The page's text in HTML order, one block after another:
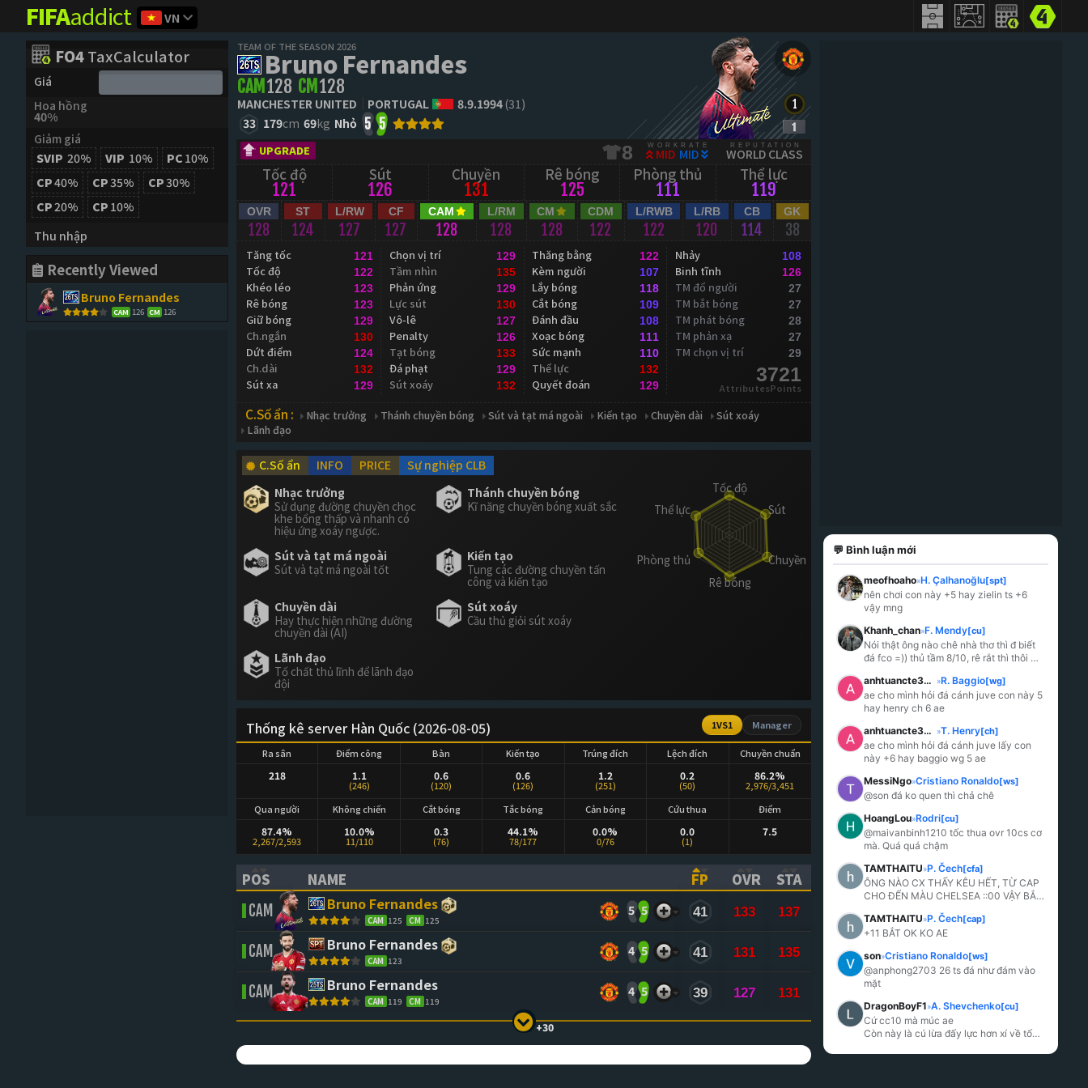
FIFAaddict VN
FO4TaxCalculator
Giá
Hoa hồng
40%
Giảm giá
SVIP 20% VIP 10% PC 10%
CP40% CP35% CP30%
CP20% CP 10%
Thu nhập
Recently Viewed
Bruno Fernandes
CAM 126 CM 126
TEAM OF THE SEASON 2026
Bruno Fernandes
CAM 128 CM 128
MANCHESTER UNITED PORTUGAL 8.9.1994(31)
33 179cm 69kg Nhỏ 5 5
UPGRADE 8 WORKRATE
MID MID
REPUTATION
WORLD CLASS
Tốc độ
121
Sút
126
Chuyền
131
Rê bóng
125
Phòng thủ
111
Thể lực
119
OVR
128
ST
124
L/RW
127
CF
127
CAM
128
L/RM
128
CM
128
CDM
122
L/RWB
122
L/RB
120
CB
114
GK
38
Tăng tốc 121
Tốc độ 122
Khéo léo 123
Rê bóng 123
Giữ bóng 129
Ch.ngắn 130
Dứt điểm 124
Ch.dài 132
Sút xa 129
Chọn vị trí 129
Tầm nhìn 135
Phản ứng 129
Lực sút 130
Vô-lê 127
Penalty 126
Tạt bóng 133
Đá phạt 129
Sút xoáy 132
Thăng bằng 122
Kèm người 107
Lắy bóng 118
Cắt bóng 109
Đánh đầu 108
Xoạc bóng 111
Sức mạnh 110
Thể lực 132
Quyết đoán 129
Nhảy 108
Binh tĩnh 126
TM đổ người 27
TM bắt bóng 27
TM phát bóng 28
TM phản xạ 27
TM chọn vị trí 29
3721
AttributesPoints
C.Số ẩn : Nhạc trưởng Thánh chuyền bóng Sút và tạt má ngoài Kiến tạo Chuyền dài
Sút xoáy
Lãnh đạo
C.Số ẩn INFO PRICE
Sự nghiệp CLB
Nhạc trưởng
Sử dụng đường chuyền chọc
khe bổng thấp và nhanh có
hiệu ứng xoáy ngược.
Thánh chuyền bóng
Kĩ năng chuyền bóng xuất sắc
Sút và tạt má ngoài
Sút và tạt má ngoài tốt
Kiến tạo
Tung các đường chuyền tấn
công và kiến tạo
Chuyền dài
Hay thực hiện những đường
chuyền dài (AI)
Sút xoáy
Cầu thủ giỏi sút xoáy
Lãnh đạo
Tố chất thủ lĩnh để lãnh đạo
đội
Thống kê server Hàn Quốc (2026-08-05) 1VS1 Manager
Ra sân
218
Điểm công
1.1
(246)
Bàn
0.6
(120)
Kiến tạo
0.6
(126)
Trúng đích
1.2
(251)
Lệch đích
0.2
(50)
Chuyền chuẩn
86.2%
2,976/3,451
Qua người
87.4%
2,267/2,593
Không chiến
10.0%
11/110
Cắt bóng
0.3
(76)
Tắc bóng
44.1%
78/177
Cản bóng
0.0%
0/76
Cứu thua
0.0
(1)
Điểm
7.5
POS
(CLICK TO SORT ASCENDING)
NAME
(CLICK TO SORT ASCENDING)
FP
(CLICK TO SORT ASCENDING)
OVR
(CLICK TO SORT ASCENDING)
STA
(CLICK TO SORT ASCENDING)
CAM Bruno Fernandes
CAM 125 CM 125
5 5 41 133 137
CAM Bruno Fernandes
CAM 123
4 5 41 131 135
CAM Bruno Fernandes
CAM 119 CM 119
4 5 39 127 131
+30
💬 Bình luận mới
meofhoaho»H. Çalhanoğlu[spt]
nên chơi con này +5 hay zielin ts +6
vậy mng
Khanh_chan»F. Mendy[cu]
Nói thật ông nào chê nhà thơ thì đ biết
đá fco =)) thủ tầm 8/10, rê rắt thì thôi
anhtuancte3008_
»R. Baggio[wg]
ae cho mình hỏi đá cánh juve con này 5
hay henry ch 6 ae
anhtuancte3008_
»T. Henry[ch]
ae cho mình hỏi đá cánh juve lấy con
này +6 hay baggio wg 5 ae
MessiNgo»Cristiano Ronaldo[ws]
@son đá ko quen thì chả chê
HoangLou»Rodri[cu]
@maivanbinh1210 tốc thua ovr 10cs cơ
mà. Quá quá chậm
TAMTHAITU»P. Čech[cfa]
ÔNG NÀO CX THẤY KÊU HẾT, TỪ CAP
CHO ĐẾN MÀU CHELSEA ::00 VẬY BẮT
TAMTHAITU»P. Čech[cap]
+11 BẮT OK KO AE
son»Cristiano Ronaldo[ws]
@anphong2703 26 ts đá như đám vào
mặt
DragonBoyF1»A. Shevchenko[cu]
Cứ cc10 mà múc ae
Còn này là cú lừa đấy lực hơn xí về tốc